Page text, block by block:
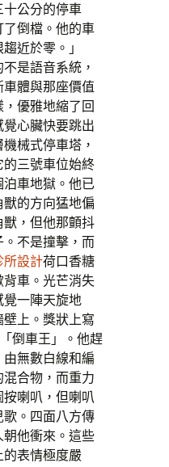
公分的停車
倒檔。他的車
近於零。」
是語音系統，
體與那座價值
優雅地縮了回
心臟快要跳出
械式停車塔，
三號車位始終
車地獄。他已
的方向猛地偏
，但他那顫抖
不是撞擊，而
所設計荷口香糖
車。光芒消失
一陣天旋地
上。獎狀上寫
倒車王」。他趕
無數白線和編
合物，而重力
喇叭，但喇叭
。四面八方傳
他衝來。這些
表情極度嚴